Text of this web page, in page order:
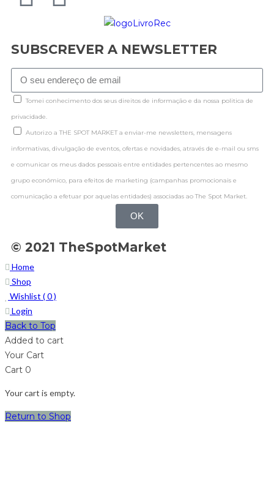
SUBSCREVER A NEWSLETTER
Tomei conhecimento dos seus direitos de informação e da nossa politica de
privacidade.
Autorizo a THE SPOT MARKET a enviar-me newsletters, mensagens
informativas, divulgação de eventos, ofertas e novidades, através de e-mail ou sms
e comunicar os meus dados pessoais entre entidades pertencentes ao mesmo
grupo económico, para efeitos de marketing (campanhas promocionais e
comunicação a efetuar por aquelas entidades) associadas ao The Spot Market.
OK
© 2021 TheSpotMarket
Home
Shop
Wishlist (0)
Login
Back to Top
Added to cart
Your Cart
Cart 0
Your cart is empty.
Return to Shop